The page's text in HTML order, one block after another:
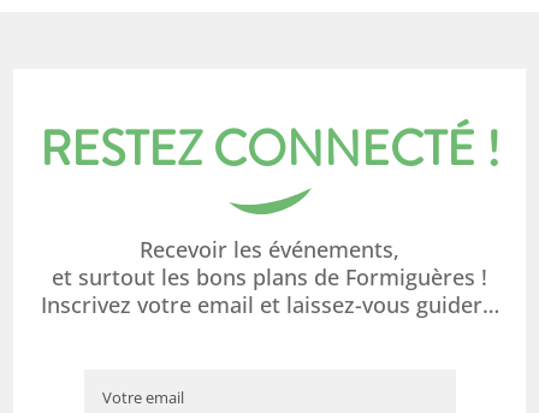
RESTEZ CONNECTÉ !
Recevoir les événements,
et surtout les bons plans de Formiguères !
Inscrivez votre email et laissez-vous guider…